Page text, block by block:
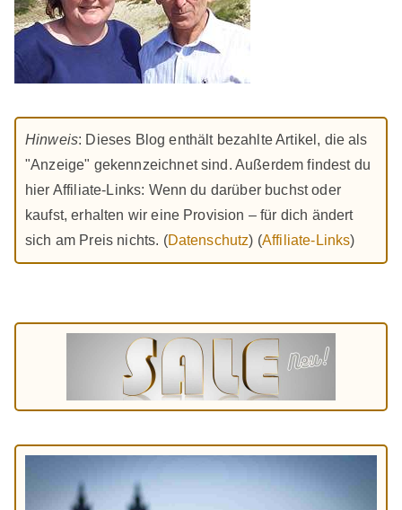
Hinweis: Dieses Blog enthält bezahlte Artikel, die als
"Anzeige" gekennzeichnet sind. Außerdem findest du
hier Affiliate-Links: Wenn du darüber buchst oder
kaufst, erhalten wir eine Provision – für dich ändert
sich am Preis nichts. (Datenschutz) (Affiliate-Links)